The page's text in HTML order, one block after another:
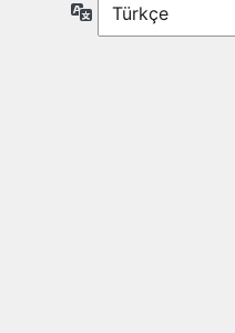
Dil